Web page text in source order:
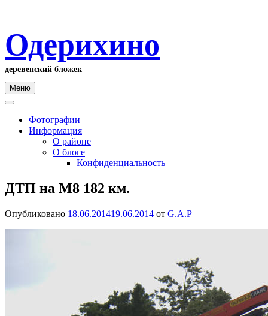
Одерихино
деревенский бложек
Меню
Фотографии
Информация
О районе
О блоге
Конфиденциальность
ДТП на М8 182 км.
Опубликовано 18.06.201419.06.2014 от G.A.P